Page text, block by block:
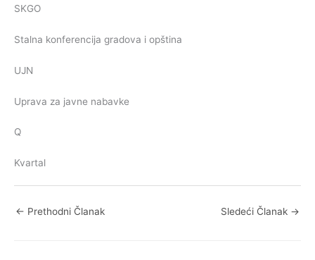
SKGO
Stalna konferencija gradova i opština
UJN
Uprava za javne nabavke
Q
Kvartal
← Prethodni Članak Sledeći Članak →